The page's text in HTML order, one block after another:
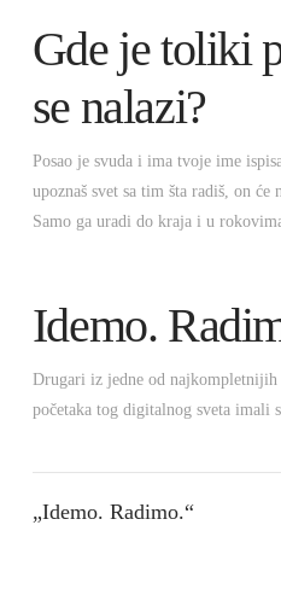
Gde je toliki
se nalazi?
Posao je svuda i ima tvoje ime
upoznaš svet sa tim šta radiš, on će
Samo ga uradi do kraja i u
Idemo.
Drugari iz jedne od najkompletnijih
početaka tog digitalnog sveta imali
„Idemo. Radimo.“